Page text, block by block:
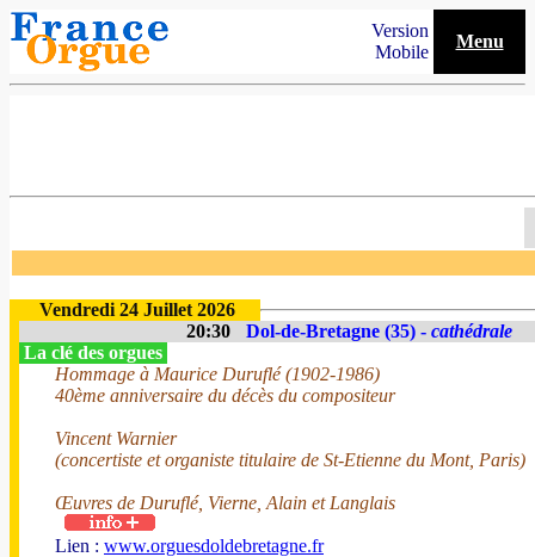
Version
Mobile
Menu
Vendredi 24 Juillet 2026
20:30
Dol-de-Bretagne (35) - cathédrale
La clé des orgues
Hommage à Maurice Duruflé (1902-1986)
40ème anniversaire du décès du compositeur
Vincent Warnier
(concertiste et organiste titulaire de St-Etienne du Mont, Paris)
Œuvres de Duruflé, Vierne, Alain et Langlais
Lien : www.orguesdoldebretagne.fr